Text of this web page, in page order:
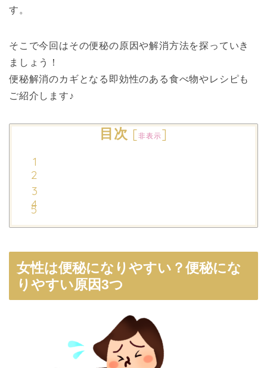
す。
そこで今回はその便秘の原因や解消方法を探っていき
ましょう！
便秘解消のカギとなる 即効性のある食べ物やレシピも
ご紹介します♪
目次 [非表示]
女性は便秘になりやすい？便秘にな
りやすい原因3つ